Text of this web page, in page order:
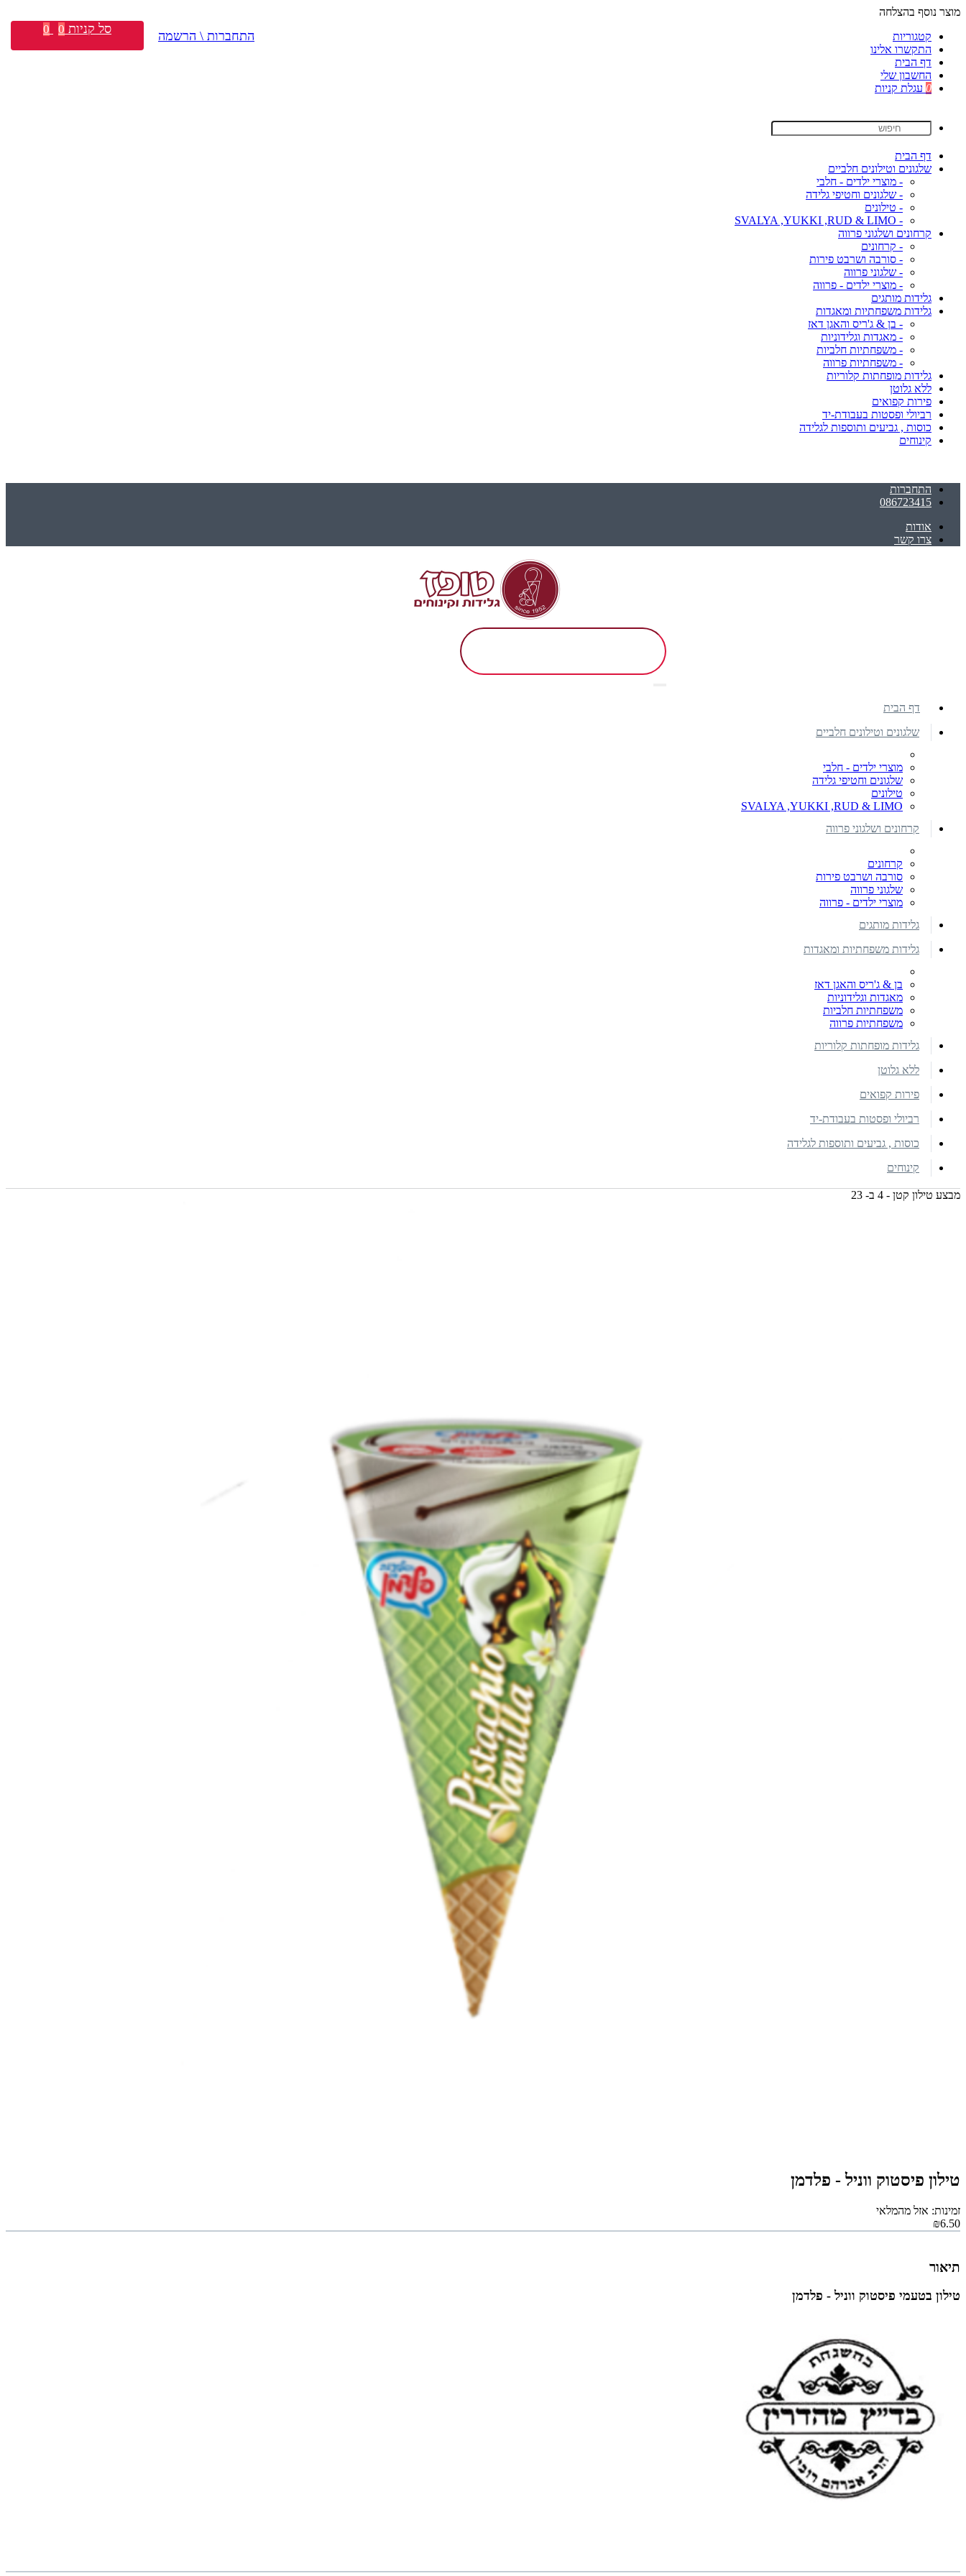
מוצר נוסף בהצלחה
קטגוריות
התקשרו אלינו
דף הבית
החשבון שלי
0 עגלת קניות
דף הבית
שלגונים וטילונים חלביים
- מוצרי ילדים - חלבי
- שלגונים וחטיפי גלידה
- טילונים
- SVALYA ,YUKKI ,RUD & LIMO
קרחונים ושלגוני פרווה
- קרחונים
- סורבה ושרבט פירות
- שלגוני פרווה
- מוצרי ילדים - פרווה
גלידות מותגים
גלידות משפחתיות ומאגדות
- בן & ג'ריס והאגן דאז
- מאגדות וגלידוניות
- משפחתיות חלביות
- משפחתיות פרווה
גלידות מופחתות קלוריות
ללא גלוטן
פירות קפואים
רביולי ופסטות בעבודת-יד
כוסות , גביעים ותוספות לגלידה
קינוחים
התחברות
086723415
אודות
צרו קשר
התחברות \ הרשמה סל קניות 0
0
דף הבית
שלגונים וטילונים חלביים
מוצרי ילדים - חלבי
שלגונים וחטיפי גלידה
טילונים
SVALYA ,YUKKI ,RUD & LIMO
קרחונים ושלגוני פרווה
קרחונים
סורבה ושרבט פירות
שלגוני פרווה
מוצרי ילדים - פרווה
גלידות מותגים
גלידות משפחתיות ומאגדות
בן & ג'ריס והאגן דאז
מאגדות וגלידוניות
משפחתיות חלביות
משפחתיות פרווה
גלידות מופחתות קלוריות
ללא גלוטן
פירות קפואים
רביולי ופסטות בעבודת-יד
כוסות , גביעים ותוספות לגלידה
קינוחים
מבצע טילון קטן - 4 ב- 23
טילון פיסטוק ווניל - פלדמן
זמינות: אזל מהמלאי
₪6.50
תיאור
טילון בטעמי פיסטוק ווניל - פלדמן